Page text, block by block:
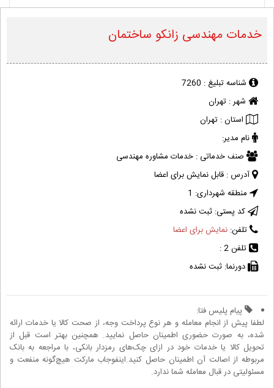
خدمات مهندسی زانکو ساختمان
شناسه تبلیغ : 7260
شهر : تهران
استان : تهران
نام مدیر:
صنف خدماتی : خدمات مشاوره مهندسی
آدرس : قابل نمایش برای اعضا
منطقه شهرداری: 1
کد پستی: ثبت نشده
تلفن: نمایش برای اعضا
تلفن 2 :
دورنما: ثبت نشده
پیام پلیس فتا:
لطفا پیش از انجام معامله و هر نوع پرداخت وجه، از صحت کالا یا خدمات ارائه
شده، به صورت حضوری اطمینان حاصل نمایید. همچنین بهتر است قبل از
تحویل کالا یا خدمات خود در ازای چک‌های رمزدار بانکی، با مراجعه به بانک
مربوطه از اصالت آن اطمینان حاصل کنید.اینفوجاب مارکت هیچ‌گونه منفعت و
مسئولیتی در قبال معامله شما ندارد.